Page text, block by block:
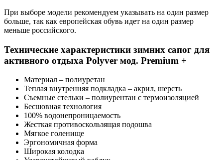
При выборе модели рекомендуем указывать на один размер
больше, так как европейская обувь идет на один размер
меньше российского.
Технические характеристики зимних сапог для
активного отдыха Polyver мод. Premium +
Материал – полиуретан
Теплая внутренняя подкладка – акрил, шерсть
Съемные стельки – полиурентан с термоизоляцией
Бесшовная технология
100% водонепроницаемость
Жесткая противоскользящая подошва
Мягкое голенище
Эргономичная форма
Широкая колодка